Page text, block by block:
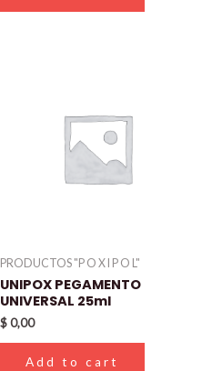
PRODUCTOS "P O X I P O L"
UNIPOX PEGAMENTO
UNIVERSAL 25ml
$0,00
Add to cart